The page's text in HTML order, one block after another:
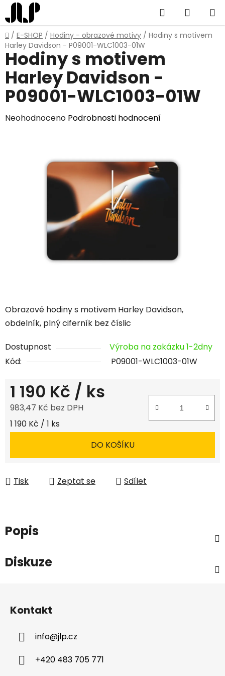
Přejít
na
obsah
Hledat
KOŠÍK
Domů
/ E-SHOP / Hodiny - obrazové motivy / Hodiny s motivem
Harley Davidson - P09001-WLC1003-01W
Obrazové hodiny s motivem Harley Davidson,
obdelník, plný ciferník bez číslic
Dostupnost
Výroba na zakázku 1-2dny
Kód:
P09001-WLC1003-01W
1 190 Kč / ks
983,47 Kč bez DPH
Měrná cena:
1 190 Kč / 1 ks
DO KOŠÍKU
Tisk Zeptat se Sdílet
Hodiny s motivem
Harley Davidson -
P09001-WLC1003-01W
Průměrné
Neohodnoceno Podrobnosti hodnocení
Popis
Diskuze
Kontakt
info@jlp.cz
+420 483 705 771